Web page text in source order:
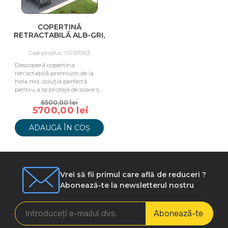
COPERTINĂ
RETRACTABILĂ ALB-GRI,
Cod produs: 9001983
Descoperă copertina
retractabilă premium de la
hola.md, soluția perfectă
pentru a te proteja de soare și
6500,00 lei
5700,00 lei
ADAUGĂ ÎN COȘ
Vrei să fii primul care află de reduceri ?
Abonează-te la newsletterul nostru
Abonează-te